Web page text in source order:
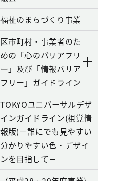
福祉のまちづくり事業
区市町村・事業者のた
めの「心のバリアフリ
ー」及び「情報バリア
フリー」ガイドライン
TOKYOユニバーサルデザ
インガイドライン(視覚情
報版)－誰にでも見やすい
分かりやすい色・デザイ
ンを目指して－